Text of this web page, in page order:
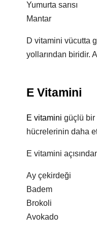
Yumurta sarısı
Mantar
D vitamini vücutta
yollarından biridir.
E Vitamini
E vitamini güçlü bir
hücrelerinin daha
E vitamini
Ay çekirdeği
Badem
Brokoli
Avokado